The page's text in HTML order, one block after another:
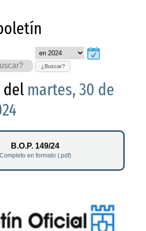
¿Buscar?
martes, 30 de
B.O.P. 149/24
Completo en formato (.pdf)